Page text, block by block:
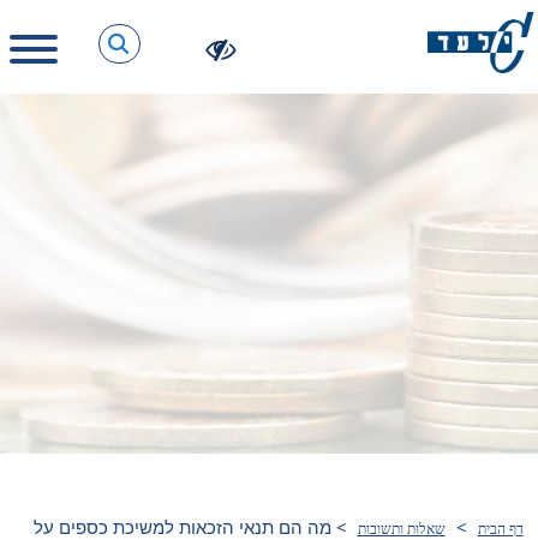
דף הבית > שאלות ותשובות >מה הם תנאי הזכאות למשיכת כספים על